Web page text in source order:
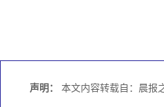
声明： 本文内容转载自：晨报